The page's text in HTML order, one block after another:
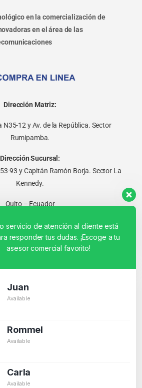
en la comercialización de
en el área de las
Dirección Matriz:
N35-12 y Av. de la República. Sector
Rumipamba.
Dirección Sucursal:
93 y Capitán Ramón Borja. Sector La
Kennedy.
Quito – Ecuador
servicio de atención al cliente está
responder tus dudas. ¡Escoge a tu
asesor comercial favorito!
Juan
Available
Rommel
Available
Carla
Available